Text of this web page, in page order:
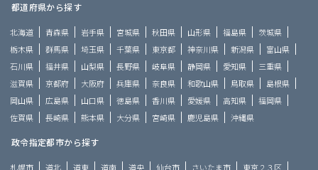
都道府県から探す
北海道 青森県 岩手県 宮城県 秋田県 山形県 福島県
茨城県
栃木県
群馬県 埼玉県 千葉県 東京都 神奈川県 新潟県
富山県
石川県
福井県 山梨県 長野県 岐阜県 静岡県 愛知県
三重県
滋賀県
京都府 大阪府 兵庫県 奈良県 和歌山県 鳥取県
島根県
岡山県
広島県 山口県 徳島県 香川県 愛媛県 高知県
福岡県
佐賀県
長崎県 熊本県 大分県 宮崎県 鹿児島県 沖縄県
政令指定都市から探す
札幌市 道北 道東 道南 道央 仙台市 さいたま市 東京２３区